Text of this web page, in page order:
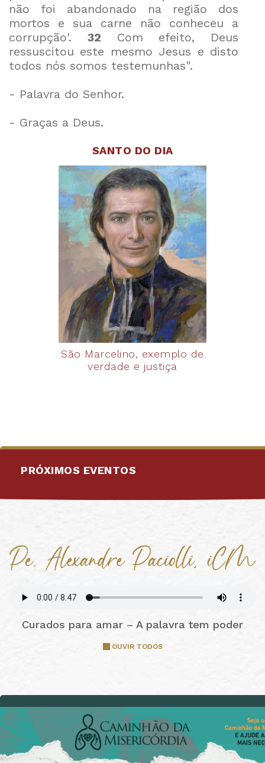
não foi abandonado na região dos
mortos e sua carne não conheceu a
corrupção'. 32 Com efeito, Deus
ressuscitou este mesmo Jesus e disto
todos nós somos testemunhas".
- Palavra do Senhor.
- Graças a Deus.
SANTO DO DIA
São Marcelino, exemplo de
verdade e justiça
PRÓXIMOS EVENTOS
Curados para amar – A palavra tem poder
OUVIR TODOS